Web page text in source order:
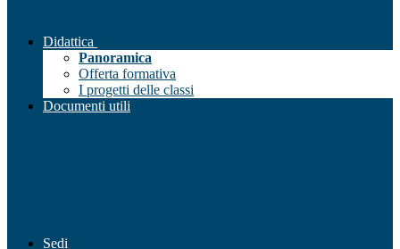
Didattica
Panoramica
Offerta formativa
I progetti delle classi
Documenti utili
Sedi